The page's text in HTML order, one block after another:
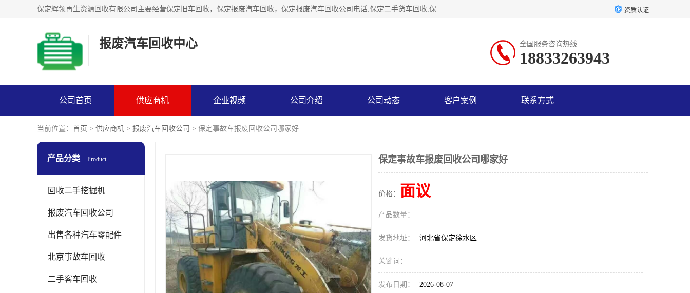
保定辉领再生资源回收有限公司主要经营保定旧车回收，保定报废汽车回收，保定报废汽车回收公司电话,保定二手货车回收,保定黄标车回收, 保定黄标车回收，保定哪里收报废车，保定废旧汽车回收，保定汽车报废手续办理，保定汽车解体厂。将通过采取区域限行促进淘汰、经济补助激励新、加大上路*法处罚、加强达标排放监管等综合措施，对老旧机动车逐步实行末位淘汰，加快老旧机动车淘汰新 资质认证
报废汽车回收中心 全国服务咨询热线:
18833263943
公司首页 供应商机 企业视频 公司介绍 公司动态 客户案例 联系方式
当前位置： 首页 > 供应商机 > 报废汽车回收公司 > 保定事故车报废回收公司哪家好
产品分类 Product
回收二手挖掘机
报废汽车回收公司
出售各种汽车零配件
北京事故车回收
二手客车回收
保定事故车报废回收公司哪家好
价格： 面议
产品数量：
发货地址： 河北省保定徐水区
关键词：
发布日期： 2026-08-07